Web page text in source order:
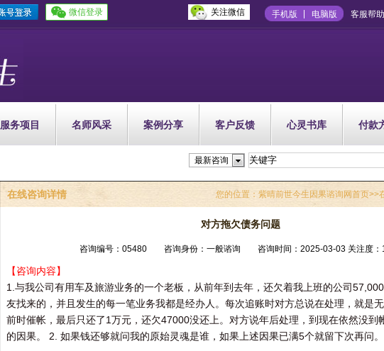
微信登录 关注微信 手机版 电脑版 客服帮助
服务项目 名师风采 案例分享 客户反馈 心灵书库 付款
最新咨询
您的位置： 紫晴前世今生因果谘询网首页>>
在线咨询详情
对方拖欠债务问题
咨询编号：05480 咨询身份：一般谘询 咨询时间：2025-03-03 关注度：
【咨询内容】
1.与我公司有用车及旅游业务的一个老板，从前年到去年，还欠着我上班的公司
友找来的，并且发生的每一笔业务我都是经办人。每次追账时对方总说在处理，就是
前时催帐，最后只还了1万元，还欠47000没还上。对方说年后处理，到现在依然没到
的因果。 2. 如果钱还够就问我的原始灵魂是谁，如果上述因果已满5个就留下次再问。